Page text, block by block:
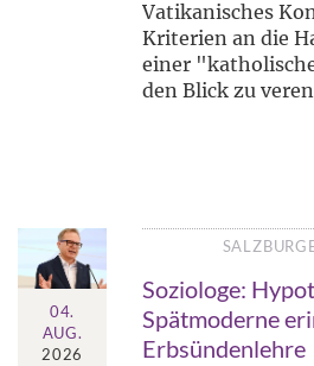
Vatikanisches
Kriterien an die
einer
den Blick zu
04.
AUG.
2026
Soziologe:
Spätmoderne
Erbsündenlehre